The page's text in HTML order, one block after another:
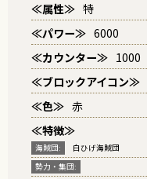
≪属性≫ 特
≪パワー≫ 6000
≪カウンター≫ 1000
≪ブロックアイコン≫
≪色≫ 赤
≪特徴≫
海賊団:
白ひげ海賊団
勢力・集団: